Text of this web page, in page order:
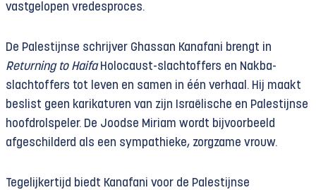
vastgelopen vredesproces.
De Palestijnse schrijver Ghassan Kanafani brengt in
Returning to Haifa Holocaust-slachtoffers en Nakba-
slachtoffers tot leven en samen in één verhaal. Hij maakt
beslist geen karikaturen van zijn Israëlische en Palestijnse
hoofdrolspeler. De Joodse Miriam wordt bijvoorbeeld
afgeschilderd als een sympathieke, zorgzame vrouw.
Tegelijkertijd biedt Kanafani voor de Palestijnse